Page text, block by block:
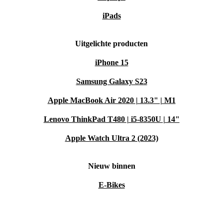
iPads
Uitgelichte producten
iPhone 15
Samsung Galaxy S23
Apple MacBook Air 2020 | 13.3" | M1
Lenovo ThinkPad T480 | i5-8350U | 14"
Apple Watch Ultra 2 (2023)
Nieuw binnen
E-Bikes